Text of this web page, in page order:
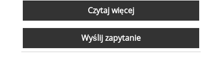
Czytaj więcej
Wyślij zapytanie